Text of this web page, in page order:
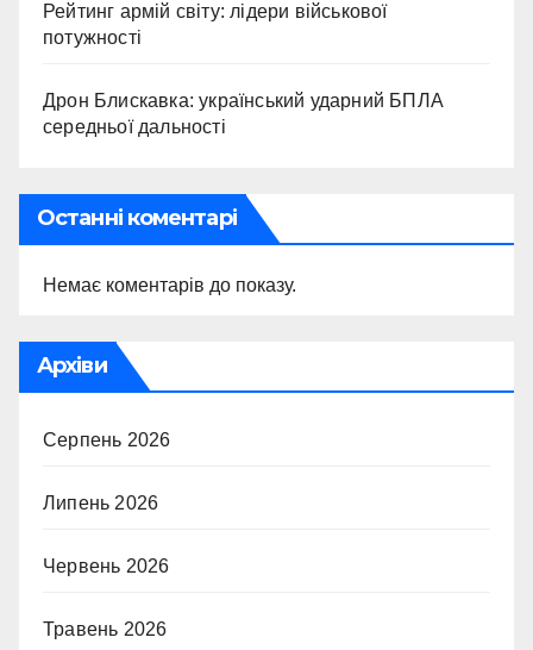
Рейтинг армій світу: лідери військової
потужності
Дрон Блискавка: український ударний БПЛА
середньої дальності
Останні коментарі
Немає коментарів до показу.
Архіви
Серпень 2026
Липень 2026
Червень 2026
Травень 2026